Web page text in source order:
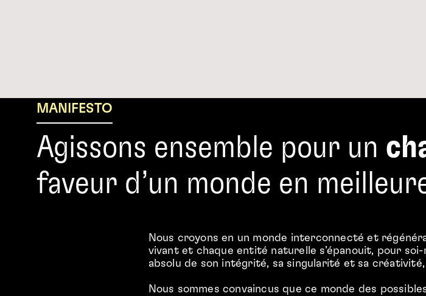
MANIFESTO
Agissons ensemble pour un
faveur d’un monde en
Nous croyons en un monde interconnecté et
vivant et chaque entité naturelle s’épanouit, pour
absolu de son intégrité, sa singularité et sa
Nous sommes convaincus que ce monde des